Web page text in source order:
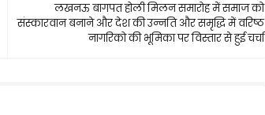
लखनऊ बागपत होली मिलन समारोह में समाज को
संस्कारवान बनाने और देश की उन्नति और समृद्धि में वरिष्ठ
नागरिको की भूमिका पर विस्तार से हुई चर्चा